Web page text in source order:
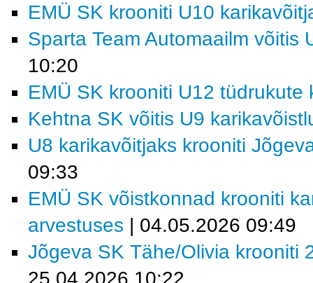
EMÜ SK krooniti U10
Sparta Team Automaailm võitis
10:20
EMÜ SK krooniti U12 tüdrukute
Kehtna SK võitis U9
U8 karikavõitjaks krooniti
09:33
EMÜ SK võistkonnad krooniti
arvestuses | 04.05.2026 09:49
Jõgeva SK Tähe/Olivia krooniti
25.04.2026 10:22